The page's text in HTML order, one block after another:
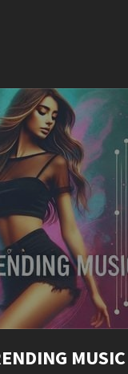
MUSIC